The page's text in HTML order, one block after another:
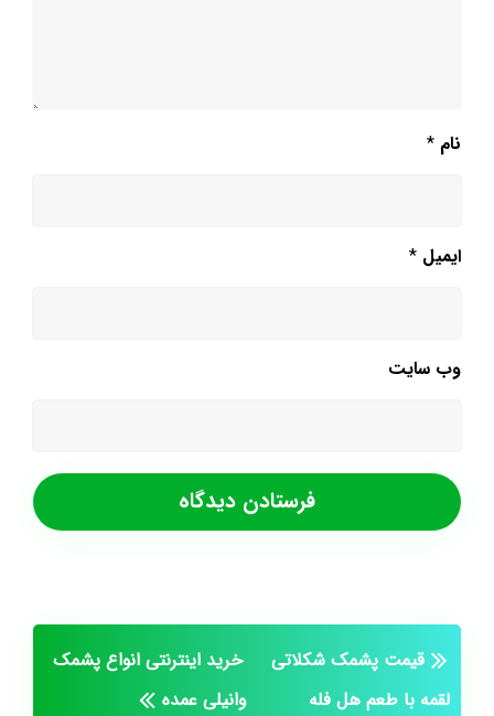
نام *
ایمیل *
وب‌ سایت
قیمت پشمک شکلاتی
لقمه با طعم هل فله
خرید اینترنتی انواع پشمک
وانیلی عمده